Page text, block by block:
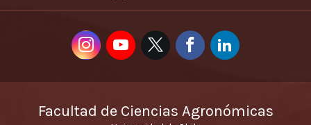
Facultad de Ciencias Agronómicas